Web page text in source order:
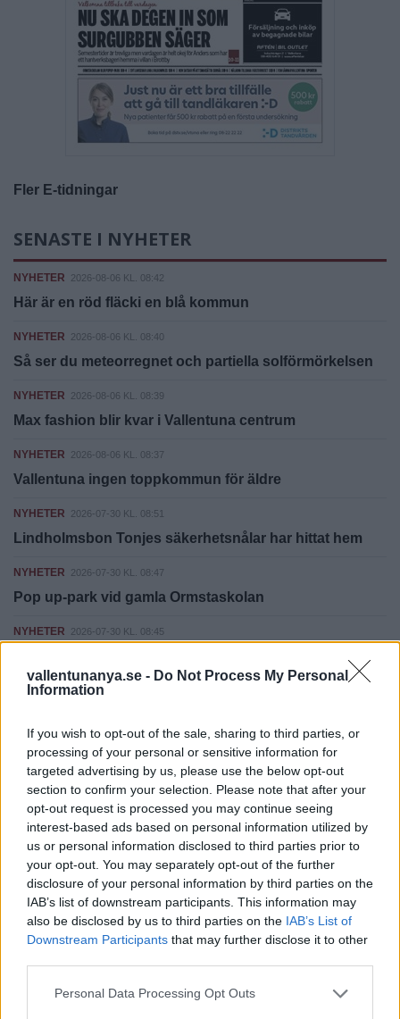
vallentunanya.se - Do Not Process My Personal
Information
If you wish to opt-out of the sale, sharing to third parties, or
processing of your personal or sensitive information for
targeted advertising by us, please use the below opt-out
section to confirm your selection. Please note that after your
opt-out request is processed you may continue seeing
interest-based ads based on personal information utilized by
us or personal information disclosed to third parties prior to
your opt-out. You may separately opt-out of the further
disclosure of your personal information by third parties on the
IAB’s list of downstream participants. This information may
also be disclosed by us to third parties on the IAB’s List of
Downstream Participants that may further disclose it to other
Personal Data Processing Opt Outs
Fler E-tidningar
SENASTE I NYHETER
NYHETER 2026-08-06 KL. 08:42
Här är en röd fläcki en blå kommun
NYHETER 2026-08-06 KL. 08:40
Så ser du meteorregnet och partiella solförmörkelsen
NYHETER 2026-08-06 KL. 08:39
Max fashion blir kvar i Vallentuna centrum
NYHETER 2026-08-06 KL. 08:37
Vallentuna ingen toppkommun för äldre
NYHETER 2026-07-30 KL. 08:51
Lindholmsbon Tonjes säkerhetsnålar har hittat hem
NYHETER 2026-07-30 KL. 08:47
Pop up-park vid gamla Ormstaskolan
NYHETER 2026-07-30 KL. 08:45
NYHETER 2026-07-30 KL. 08:45
NYHETER 2026-07-30 KL. 08:41
SVT lanserar lokal valkompass
NYHETER 2026-07-30 KL. 08:40
I helgen: Mullerfest på flygfältet
Fler nyheter
MEST LÄSTA NYHETER
NYHETER 2026-08-06 KL. 08:39
Max fashion blir kvar i Vallentuna centrum